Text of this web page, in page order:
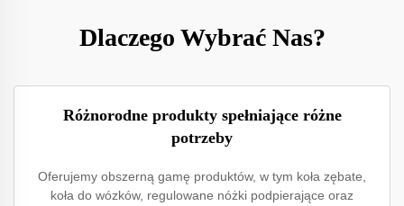
Dlaczego Wybrać Nas?
Różnorodne produkty spełniające różne
potrzeby
Oferujemy obszerną gamę produktów, w tym koła zębate,
koła do wózków, regulowane nóżki podpierające oraz